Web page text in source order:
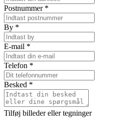
Postnummer *
By *
E-mail *
Telefon *
Besked *
Tilføj billeder eller tegninger